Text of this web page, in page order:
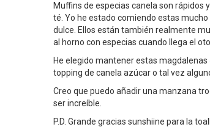
Muffins de especias canela son
té. Yo he estado comiendo estas
dulce. Ellos están también realmente
al horno con especias cuando llega el
He elegido mantener estas
topping de canela azúcar o tal vez
Creo que puedo añadir una manzana
ser increíble.
P.D. Grande gracias sunshiine para la